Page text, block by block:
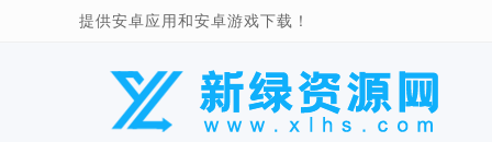
提供安卓应用和安卓游戏下载！